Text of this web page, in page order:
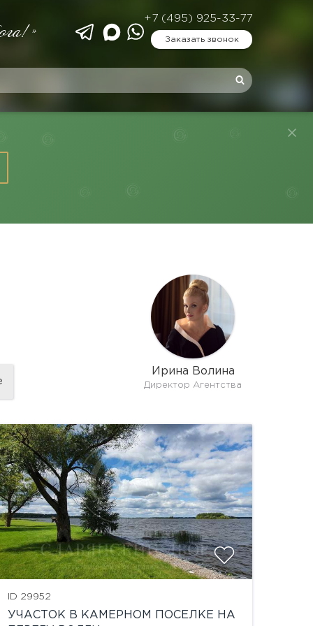
+7 (495) 925-33-77
Заказать звонок
Ирина Волина
Директор Агентства
ID 29952
УЧАСТОК В КАМЕРНОМ ПОСЕЛКЕ НА